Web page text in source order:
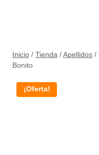
Inicio / Tienda / Apellidos /
Bonito
¡Oferta!